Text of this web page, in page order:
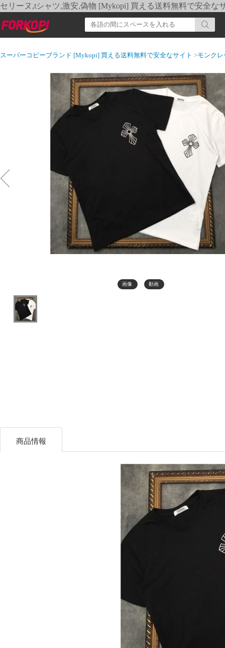
セリーヌ,tシャツ,激安,偽物 [Mykopi] 買える送料無料で安全な
スーパーコピーブランド [Mykopi] 買える送料無料で安全なサイト >モンク
画像 動画
商品情報